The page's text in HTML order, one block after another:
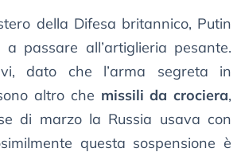
della Difesa britannico, Putin
passare all’artiglieria pesante.
dato che l’arma segreta in
altro che missili da crociera,
di marzo la Russia usava con
questa sospensione è